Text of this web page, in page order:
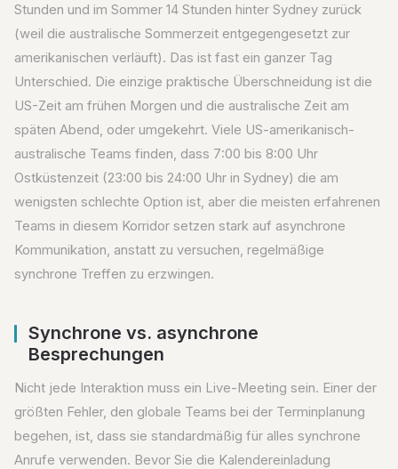
Stunden und im Sommer 14 Stunden hinter Sydney zurück
(weil die australische Sommerzeit entgegengesetzt zur
amerikanischen verläuft). Das ist fast ein ganzer Tag
Unterschied. Die einzige praktische Überschneidung ist die
US-Zeit am frühen Morgen und die australische Zeit am
späten Abend, oder umgekehrt. Viele US-amerikanisch-
australische Teams finden, dass 7:00 bis 8:00 Uhr
Ostküstenzeit (23:00 bis 24:00 Uhr in Sydney) die am
wenigsten schlechte Option ist, aber die meisten erfahrenen
Teams in diesem Korridor setzen stark auf asynchrone
Kommunikation, anstatt zu versuchen, regelmäßige
synchrone Treffen zu erzwingen.
Synchrone vs. asynchrone
Besprechungen
Nicht jede Interaktion muss ein Live-Meeting sein. Einer der
größten Fehler, den globale Teams bei der Terminplanung
begehen, ist, dass sie standardmäßig für alles synchrone
Anrufe verwenden. Bevor Sie die Kalendereinladung